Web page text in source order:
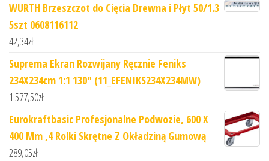
WURTH Brzeszczot do Cięcia Drewna i Płyt 50/1.3
5szt 0608116112
42,34zł
Suprema Ekran Rozwijany Ręcznie Feniks
234X234cm 1:1 130" (11_EFENIKS234X234MW)
1 577,50zł
Eurokraftbasic Profesjonalne Podwozie, 600 X
400 Mm ,4 Rolki Skrętne Z Okładziną Gumową
289,05zł